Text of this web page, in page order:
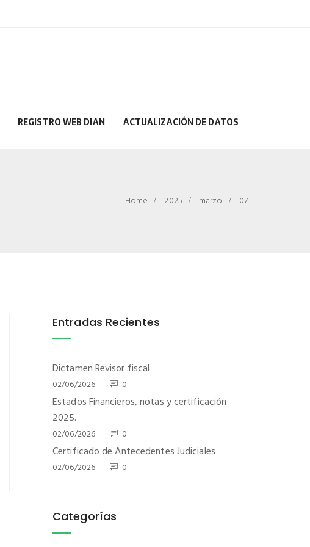
REGISTRO WEB DIAN ACTUALIZACIÓN DE DATOS
Home 2025 marzo 07
Entradas Recientes
Dictamen Revisor fiscal
02/06/2026 0
Estados Financieros, notas y certificación
2025.
02/06/2026 0
Certificado de Antecedentes Judiciales
02/06/2026 0
Categorías